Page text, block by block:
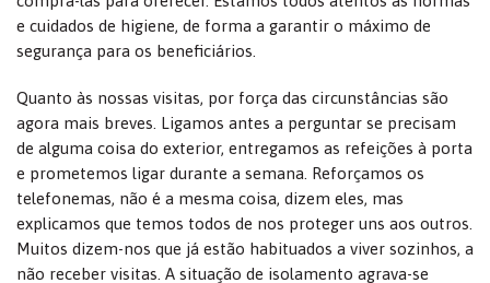
e cuidados de higiene, de forma a garantir o máximo de
segurança para os beneficiários.
Quanto às nossas visitas, por força das circunstâncias são
agora mais breves. Ligamos antes a perguntar se precisam
de alguma coisa do exterior, entregamos as refeições à porta
e prometemos ligar durante a semana. Reforçamos os
telefonemas, não é a mesma coisa, dizem eles, mas
explicamos que temos todos de nos proteger uns aos outros.
Muitos dizem-nos que já estão habituados a viver sozinhos, a
não receber visitas. A situação de isolamento agrava-se